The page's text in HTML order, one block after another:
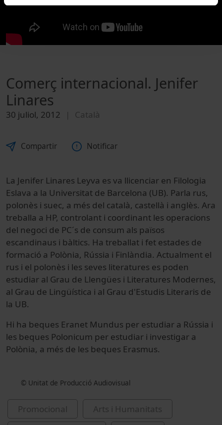
Comerç internacional. Jenifer
Linares
30 juliol, 2012 Català
Compartir Notificar
La Jenifer Linares Leyva es va llicenciar en Filologia
Eslava a la Universitat de Barcelona (UB). Parla rus,
polonès i suec, a més del català, castellà i anglès. Ara
treballa a HP, controlant i coordinant les operacions
del negoci de PC´s de consum als països
escandinaus i bàltics. Ha treballat i fet estades de
formació a Polònia, Rússia i Finlàndia. Actualment el
rus i el polonès i les seves literatures es poden
estudiar al Grau de Llengües i Literatures Modernes,
al Grau de Lingüística i al Grau d'Estudis Literaris de
la UB.
Hi ha beques Eranet Mundus per estudiar a Rússia i
les beques Polonicum per estudiar i investigar a
Polònia, a més de les beques Erasmus.
© Unitat de Producció Audiovisual
Promocional
Arts i Humanitats